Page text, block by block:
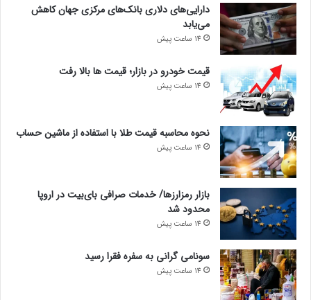
دارایی‌های دلاری بانک‌های مرکزی جهان کاهش
می‌یابد
14 ساعت پیش
قیمت خودرو در بازار؛ قیمت ها بالا رفت
14 ساعت پیش
نحوه محاسبه قیمت طلا با استفاده از ماشین حساب
14 ساعت پیش
بازار رمزارزها/ خدمات صرافی بای‌بیت در اروپا
محدود شد
14 ساعت پیش
سونامی گرانی به سفره فقرا رسید
14 ساعت پیش